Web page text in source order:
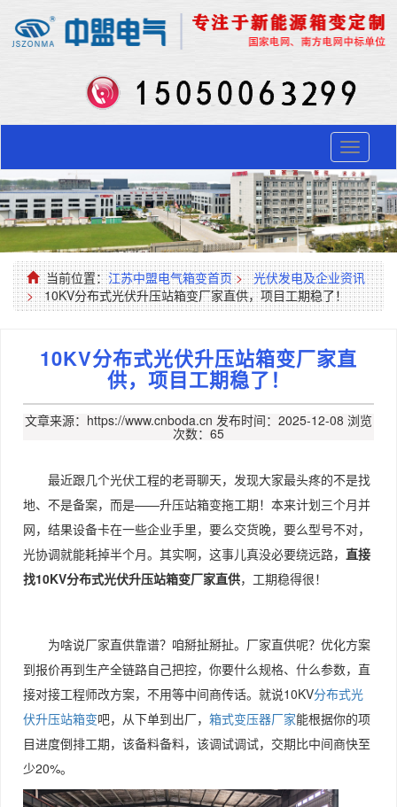
Toggle
当前位置：江苏中盟电气箱变首页 >
光伏发电及企业资讯
> 10KV分布式光伏升压站箱变厂家直供，项目工期稳了！
10KV分布式光伏升压站箱变厂家直
供，项目工期稳了！
文章来源：https://www.cnboda.cn 发布时间：2025-12-08 浏览
次数：65
最近跟几个光伏工程的老哥聊天，发现大家最头疼的不是找
地、不是备案，而是——升压站箱变拖工期！本来计划三个月并
网，结果设备卡在一些企业手里，要么交货晚，要么型号不对，
光协调就能耗掉半个月。其实啊，这事儿真没必要绕远路， 直接
找10KV分布式光伏升压站箱变厂家直供，工期稳得很！
为啥说厂家直供靠谱？咱掰扯掰扯。厂家直供呢？优化方案
到报价再到生产全链路自己把控，你要什么规格、什么参数，直
接对接工程师改方案，不用等中间商传话。就说10KV分布式光
伏升压站箱变吧，从下单到出厂， 箱式变压器厂家能根据你的项
目进度倒排工期，该备料备料，该调试调试，交期比中间商快至
少20%。